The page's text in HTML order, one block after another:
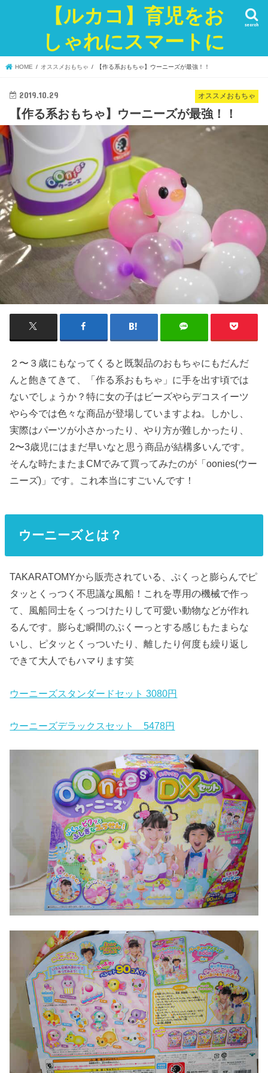
【ルカコ】育児をお
しゃれにスマートに
search
HOME オススメおもちゃ 【作る系おもちゃ】ウーニーズが最強！！
オススメおもちゃ
2019.10.29
【作る系おもちゃ】ウーニーズが最強！！
２〜３歳にもなってくると既製品のおもちゃにもだんだ
んと飽きてきて、「作る系おもちゃ」に手を出す頃では
ないでしょうか？特に女の子はビーズやらデコスイーツ
やら今では色々な商品が登場していますよね。しかし、
実際はパーツが小さかったり、やり方が難しかったり、
2〜3歳児にはまだ早いなと思う商品が結構多いんです。
そんな時たまたまCMでみて買ってみたのが「oonies(ウー
ニーズ)」です。これ本当にすごいんです！
ウーニーズとは？
TAKARATOMYから販売されている、ぷくっと膨らんでピ
タッとくっつく不思議な風船！これを専用の機械で作っ
て、風船同士をくっつけたりして可愛い動物などが作れ
るんです。膨らむ瞬間のぷくーっとする感じもたまらな
いし、ピタッとくっついたり、離したり何度も繰り返し
できて大人でもハマります笑
ウーニーズスタンダードセット 3080円
ウーニーズデラックスセット 5478円